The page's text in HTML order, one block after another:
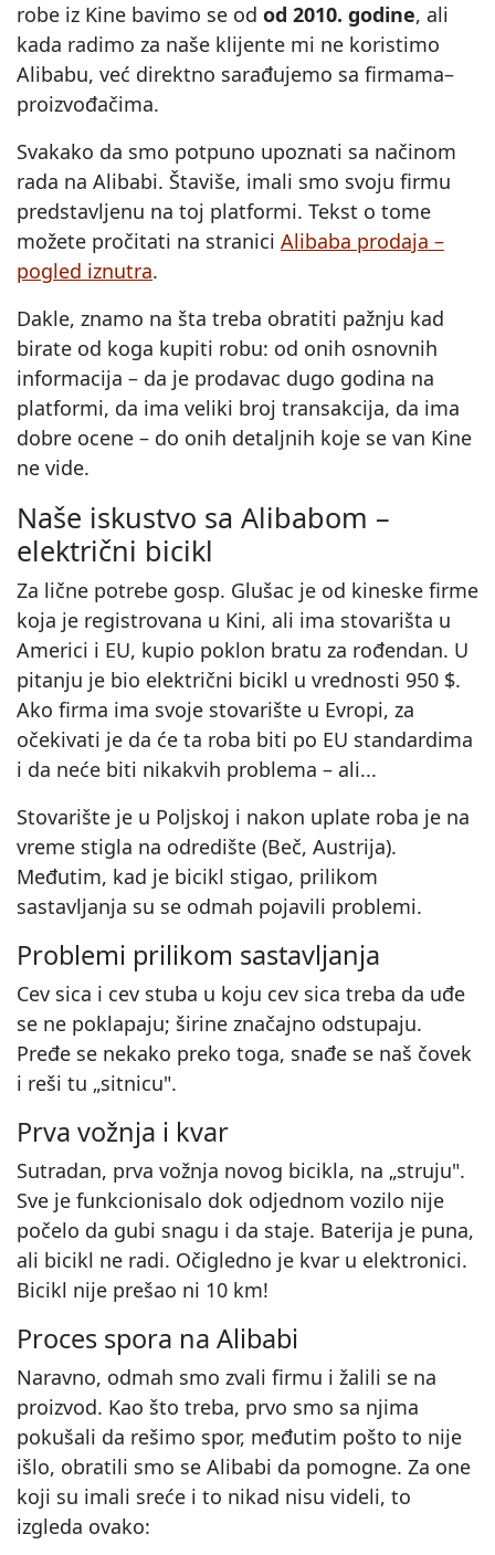
robe iz Kine bavimo se od od 2010. godine, ali
kada radimo za naše klijente mi ne koristimo
Alibabu, već direktno sarađujemo sa firmama–
proizvođačima.
Svakako da smo potpuno upoznati sa načinom
rada na Alibabi. Štaviše, imali smo svoju firmu
predstavljenu na toj platformi. Tekst o tome
možete pročitati na stranici Alibaba prodaja –
pogled iznutra.
Dakle, znamo na šta treba obratiti pažnju kad
birate od koga kupiti robu: od onih osnovnih
informacija – da je prodavac dugo godina na
platformi, da ima veliki broj transakcija, da ima
dobre ocene – do onih detaljnih koje se van Kine
ne vide.
Naše iskustvo sa Alibabom –
električni bicikl
Za lične potrebe gosp. Glušac je od kineske firme
koja je registrovana u Kini, ali ima stovarišta u
Americi i EU, kupio poklon bratu za rođendan. U
pitanju je bio električni bicikl u vrednosti 950 $.
Ako firma ima svoje stovarište u Evropi, za
očekivati je da će ta roba biti po EU standardima
i da neće biti nikakvih problema – ali...
Stovarište je u Poljskoj i nakon uplate roba je na
vreme stigla na odredište (Beč, Austrija).
Međutim, kad je bicikl stigao, prilikom
sastavljanja su se odmah pojavili problemi.
Problemi prilikom sastavljanja
Cev sica i cev stuba u koju cev sica treba da uđe
se ne poklapaju; širine značajno odstupaju.
Pređe se nekako preko toga, snađe se naš čovek
i reši tu „sitnicu".
Prva vožnja i kvar
Sutradan, prva vožnja novog bicikla, na „struju".
Sve je funkcionisalo dok odjednom vozilo nije
počelo da gubi snagu i da staje. Baterija je puna,
ali bicikl ne radi. Očigledno je kvar u elektronici.
Bicikl nije prešao ni 10 km!
Proces spora na Alibabi
Naravno, odmah smo zvali firmu i žalili se na
proizvod. Kao što treba, prvo smo sa njima
pokušali da rešimo spor, međutim pošto to nije
išlo, obratili smo se Alibabi da pomogne. Za one
koji su imali sreće i to nikad nisu videli, to
izgleda ovako: